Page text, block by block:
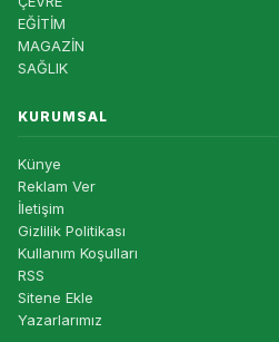
EĞİTİM
MAGAZİN
SAĞLIK
KURUMSAL
Künye
Reklam Ver
İletişim
Gizlilik Politikası
Kullanım Koşulları
RSS
Sitene Ekle
Yazarlarımız